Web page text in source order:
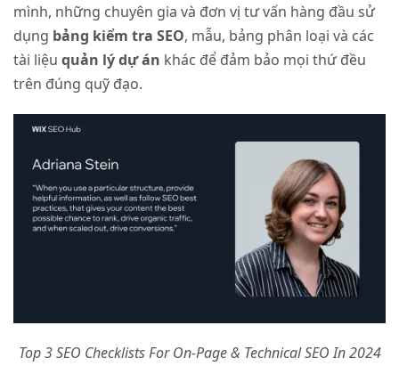
mình, những chuyên gia và đơn vị tư vấn hàng đầu sử
dụng bảng kiểm tra SEO, mẫu, bảng phân loại và các
tài liệu quản lý dự án khác để đảm bảo mọi thứ đều
trên đúng quỹ đạo.
Top 3 SEO Checklists For On-Page & Technical SEO In 2024